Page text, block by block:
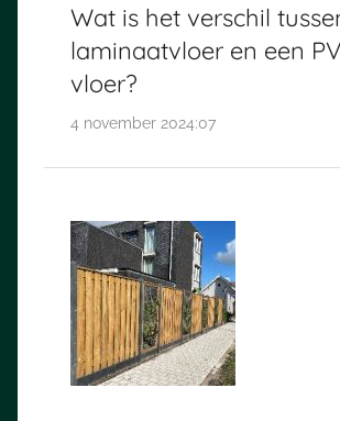
Wat is het verschil
laminaatvloer en een
vloer?
4 november 2024:07